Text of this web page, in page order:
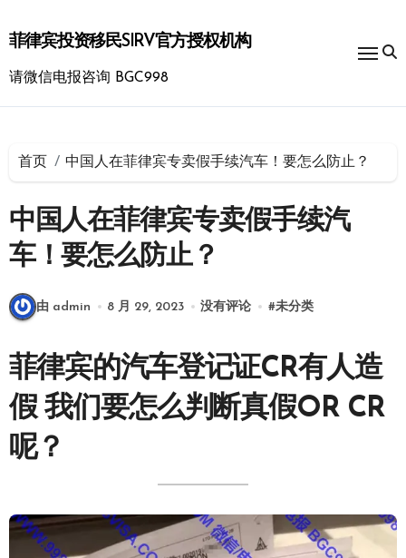
到
内
菲律宾投资移民SIRV官方授权机构
请微信电报咨询 BGC998
首页 中国人在菲律宾专卖假手续汽车！要怎么防止？
中国人在菲律宾专卖假手续汽
车！要怎么防止？
由 admin 8 月 29, 2023 没有评论 #未分类
菲律宾的汽车登记证CR有人造
假 我们要怎么判断真假OR CR
呢？